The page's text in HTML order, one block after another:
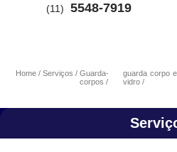
(11) 5548-7919
Home Serviços
Guarda-
corpos
guarda corpo
vidro